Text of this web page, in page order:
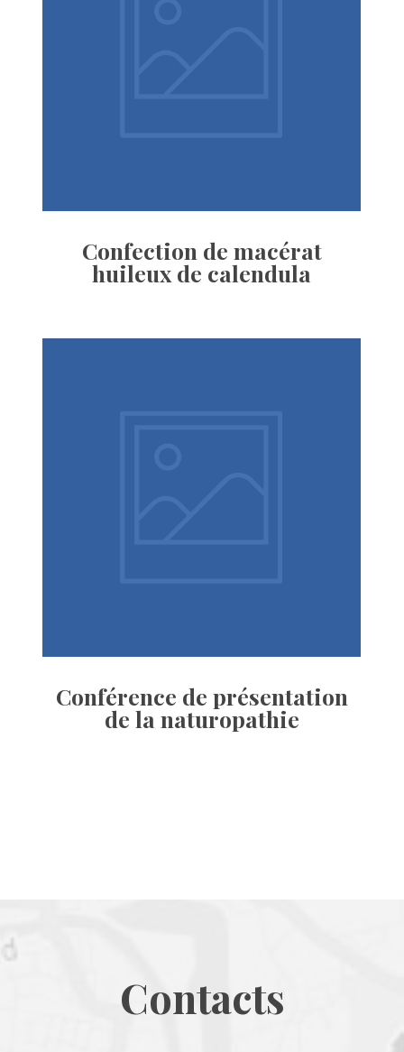
Confection de macérat
huileux de calendula
Conférence de présentation
de la naturopathie
Contact